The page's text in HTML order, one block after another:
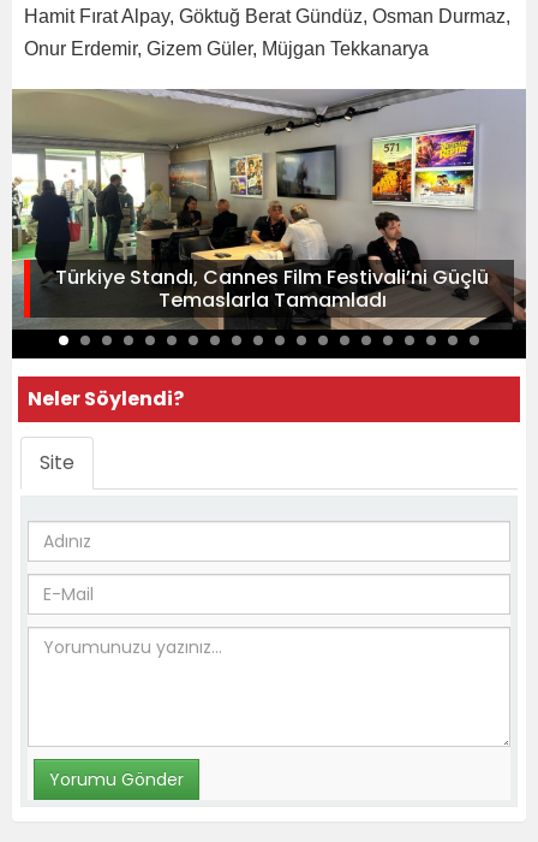
Hamit Fırat Alpay, Göktuğ Berat Gündüz, Osman Durmaz,
Onur Erdemir, Gizem Güler, Müjgan Tekkanarya
Türkiye Standı, Cannes Film Festivali’ni Güçlü
Temaslarla Tamamladı
Neler Söylendi?
Site